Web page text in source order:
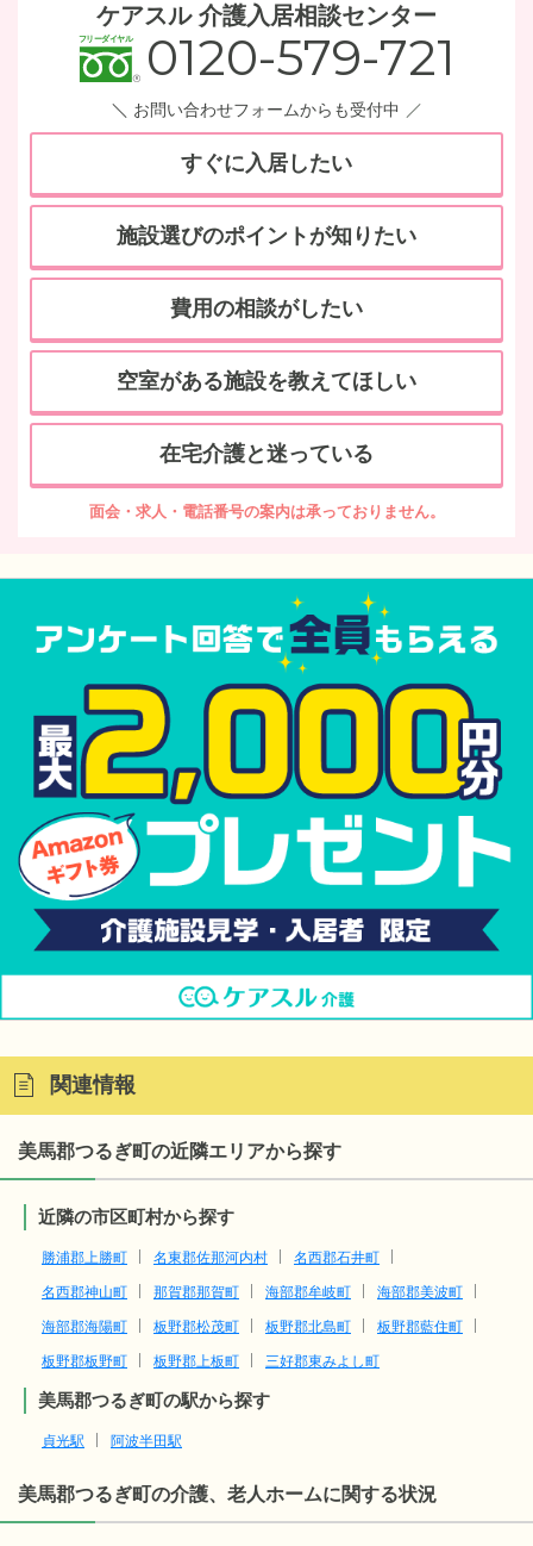
ケアスル 介護入居相談センター
0120-579-721
お問い合わせフォームからも受付中
すぐに入居したい
施設選びのポイントが知りたい
費用の相談がしたい
空室がある施設を教えてほしい
在宅介護と迷っている
面会・求人・電話番号の案内は承っておりません。
関連情報
美馬郡つるぎ町の近隣エリアから探す
近隣の市区町村から探す
勝浦郡上勝町 名東郡佐那河内村
名西郡石井町
名西郡神山町
那賀郡那賀町 海部郡牟岐町
海部郡美波町
海部郡海陽町
板野郡松茂町 板野郡北島町
板野郡藍住町
板野郡板野町
板野郡上板町 三好郡東みよし町
美馬郡つるぎ町の駅から探す
貞光駅 阿波半田駅
美馬郡つるぎ町の介護、老人ホームに関する状況